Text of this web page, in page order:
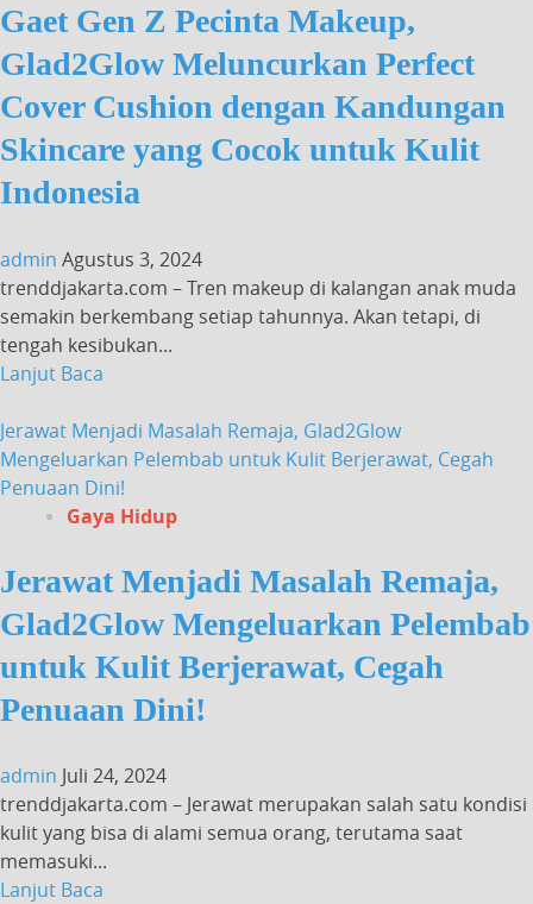
Gaet Gen Z Pecinta Makeup,
Glad2Glow Meluncurkan Perfect
Cover Cushion dengan Kandungan
Skincare yang Cocok untuk Kulit
Indonesia
admin Agustus 3, 2024
trenddjakarta.com – Tren makeup di kalangan anak muda
semakin berkembang setiap tahunnya. Akan tetapi, di
tengah kesibukan...
Lanjut Baca
Jerawat Menjadi Masalah Remaja, Glad2Glow
Mengeluarkan Pelembab untuk Kulit Berjerawat, Cegah
Penuaan Dini!
Gaya Hidup
Jerawat Menjadi Masalah Remaja,
Glad2Glow Mengeluarkan Pelembab
untuk Kulit Berjerawat, Cegah
Penuaan Dini!
admin Juli 24, 2024
trenddjakarta.com – Jerawat merupakan salah satu kondisi
kulit yang bisa di alami semua orang, terutama saat
memasuki...
Lanjut Baca